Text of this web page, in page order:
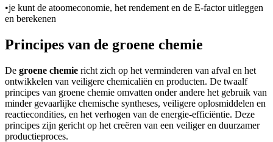
•je kunt de atoomeconomie, het rendement en de E-factor uitleggen
en berekenen
Principes van de groene chemie
De groene chemie richt zich op het verminderen van afval en het
ontwikkelen van veiligere chemicaliën en producten. De twaalf
principes van groene chemie omvatten onder andere het gebruik van
minder gevaarlijke chemische syntheses, veiligere oplosmiddelen en
reactiecondities, en het verhogen van de energie-efficiëntie. Deze
principes zijn gericht op het creëren van een veiliger en duurzamer
productieproces.